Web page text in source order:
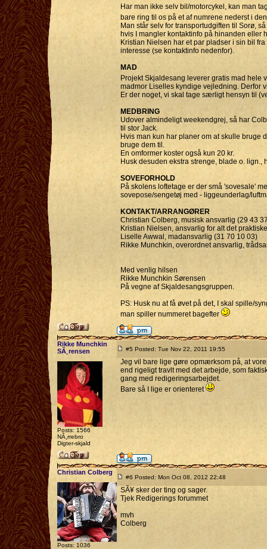
Har man ikke selv bil/motorcykel, kan man
bare ring til os på et af numrene nederst i
Man står selv for transportudgiften til Sorø,
hvis I mangler kontaktinfo på hinanden eller
Kristian Nielsen har et par pladser i sin bil
interesse (se kontaktinfo nedenfor).
MAD
Projekt Skjaldesang leverer gratis mad
madmor Liselles kyndige vejledning. Derfor
Er der noget, vi skal tage særligt hensyn til
MEDBRING
Udover almindeligt weekendgrej, så har
til stor Jack.
Hvis man kun har planer om at skulle bruge
bruge dem til.
En omformer koster også kun 20 kr.
Husk desuden ekstra strenge, blade o. lign.,
SOVEFORHOLD
På skolens loftetage er der små 'sovesale'
sovepose/sengetøj med - liggeunderlag/
KONTAKT/ARRANGØRER
Christian Colberg, musisk ansvarlig (29 43
Kristian Nielsen, ansvarlig for alt det
Liselle Awwal, madansvarlig (31 70 10 03)
Rikke Munchkin, overordnet ansvarlig,
Med venlig hilsen
Rikke Munchkin Sørensen
På vegne af Skjaldesangsgruppen.
PS: Husk nu at få øvet på det, I skal spille/
man spiller nummeret bagefter
Rikke Munchkin
SÃ¸rensen
Posts: 1566
NÃ¸rrebro
Digter-skjald
#5 Posted: Tue Nov 22, 2011 19:55
Jeg vil bare lige gøre opmærksom på, at
end rigeligt travlt med det arbejde, som
gang med redigeringsarbejdet.
Bare så I lige er orienteret
Christian Colberg
Posts: 1036
#6 Posted: Mon Oct 08, 2012 22:48
SÃ¥ sker der ting og sager.
Tjek Redigerings forummet
mvh
Colberg